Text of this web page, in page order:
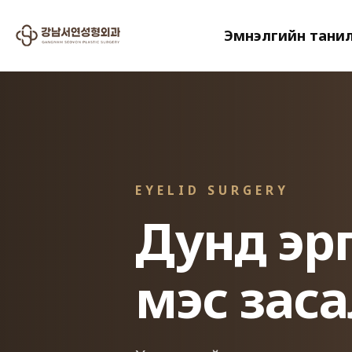
Эмнэлгийн
EYELID SURGERY
Дунд
мэс